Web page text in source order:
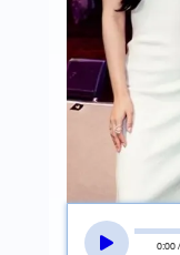
0:00/